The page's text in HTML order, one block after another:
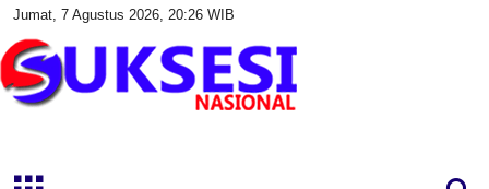
Jumat, 7 Agustus 2026, 20:26 WIB